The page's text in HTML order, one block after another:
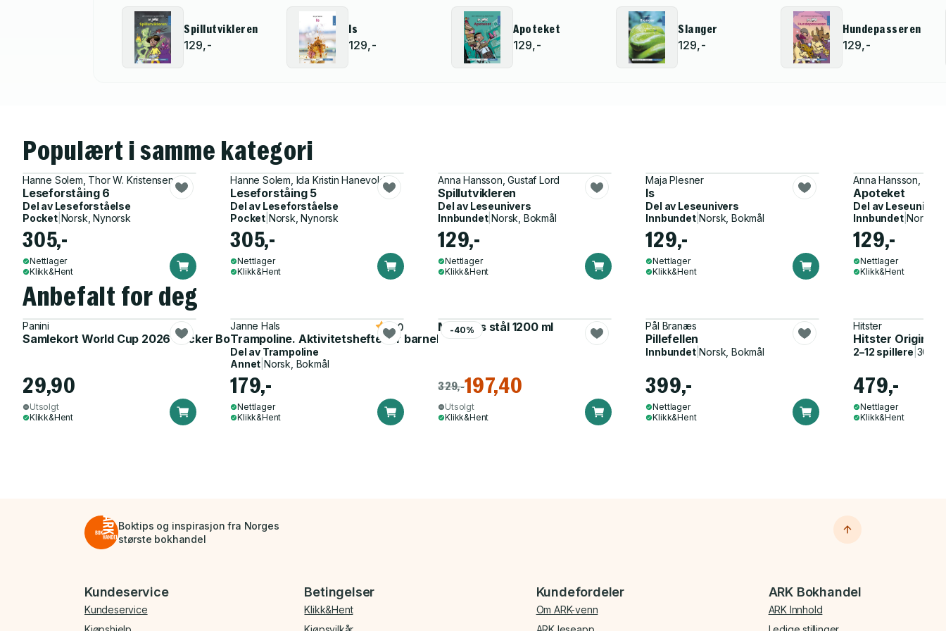
Spillutvikleren
129,-
Is
129,-
Apoteket
129,-
Slanger
129,-
Hundepasseren
129,-
Populært i samme kategori
Hanne Solem, Thor W. Kristensen
Leseforståing 6
Del av Leseforståelse
Pocket| Norsk, Nynorsk
305,-
Nettlager
Klikk&Hent
Hanne Solem, Ida Kristin Hanevold
Leseforståing 5
Del av Leseforståelse
Pocket| Norsk, Nynorsk
305,-
Nettlager
Klikk&Hent
Anna Hansson, Gustaf Lord
Spillutvikleren
Del av Leseunivers
Innbundet|Norsk, Bokmål
129,-
Nettlager
Klikk&Hent
Maja Plesner
Is
Del av Leseunivers
Innbundet|Norsk, Bokmål
129,-
Nettlager
Klikk&Hent
Anna Hansson,
Apoteket
Del av
Innbundet|Norsk,
129,-
Nettlager
Klikk&Hent
Anbefalt for deg
Panini
Samlekort World Cup 2026 Sticker Booster
29,90
Utsolgt
Klikk&Hent
Janne Hals
Trampoline. Aktivitetshefte for barnehagen
5.0
Del av Trampoline
Annet Norsk, Bokmål
179,-
Nettlager
Klikk&Hent
-40%
Matboks stål 1200 ml
329,-197,40
Utsolgt
Klikk&Hent
Pål Branæs
Pillefellen
Innbundet|Norsk, Bokmål
399,-
Nettlager
Klikk&Hent
Hitster
Hitster Original
2–12 spillere
479,-
Nettlager
Klikk&Hent
Boktips og inspirasjon fra Norges
største bokhandel
Bunnmeny
Kundeservice
Kundeservice
Betingelser
Klikk&Hent
Kundefordeler
Om ARK-venn
ARK Bokhandel
ARK Innhold